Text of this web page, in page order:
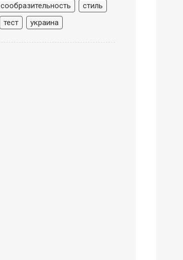
сообразительность
стиль
тест
украина